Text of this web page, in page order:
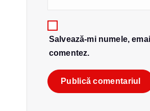
Salvează-mi numele,
comentez.